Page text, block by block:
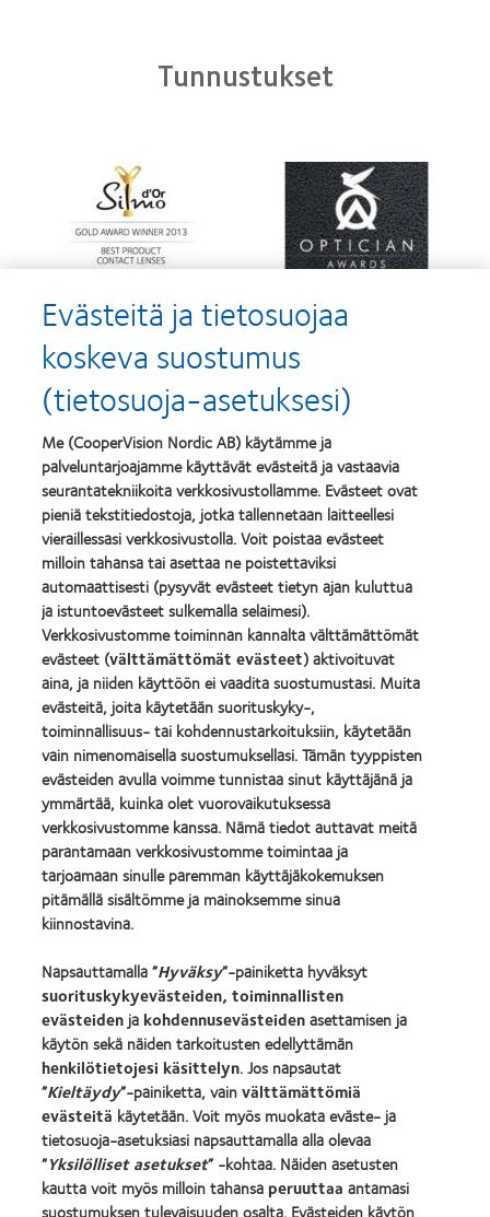
Tunnustukset
about
Silmo
d’Or
–
parhaasta
tuotteesta,
MyDay®
(2013)
Learn
more
about
Contact
Lens
Product
the
Year
(2013)
Learn
more
about
Best
for
Leaders
2012
&
2010
(2012)
Learn
more
about
Factory
Awards
2011
(2011)
Learn
more
about
ODMA
2011
(2011)
Learn
more
about
Vuoden
2012
Manufacturing
Leadership
100
(ML
100)
Award
(2012)
Learn
more
about
2012
REBRAND
100®
Global
Award
(2012)
Tuotteemme
Etsi piilolinssisi
Piilolinssiteknologia
Buy Online
Piilolinssit ja näkö
Uusi käyttäjä
Kokenut käyttäjä
CooperVisionista
Ura CooperVisionissa
Uutiset ja media
Ota yhteyttä
Evästeitä ja tietosuojaa
koskeva suostumus
(tietosuoja-asetuksesi)
Me (CooperVision Nordic AB) käytämme ja
palveluntarjoajamme käyttävät evästeitä ja vastaavia
seurantatekniikoita verkkosivustollamme. Evästeet ovat
pieniä tekstitiedostoja, jotka tallennetaan laitteellesi
vieraillessasi verkkosivustolla. Voit poistaa evästeet
milloin tahansa tai asettaa ne poistettaviksi
automaattisesti (pysyvät evästeet tietyn ajan kuluttua
ja istuntoevästeet sulkemalla selaimesi).
Verkkosivustomme toiminnan kannalta välttämättömät
evästeet (välttämättömät evästeet) aktivoituvat
aina, ja niiden käyttöön ei vaadita suostumustasi. Muita
evästeitä, joita käytetään suorituskyky-,
toiminnallisuus- tai kohdennustarkoituksiin, käytetään
vain nimenomaisella suostumuksellasi. Tämän tyyppisten
evästeiden avulla voimme tunnistaa sinut käyttäjänä ja
ymmärtää, kuinka olet vuorovaikutuksessa
verkkosivustomme kanssa. Nämä tiedot auttavat meitä
parantamaan verkkosivustomme toimintaa ja
tarjoamaan sinulle paremman käyttäjäkokemuksen
pitämällä sisältömme ja mainoksemme sinua
kiinnostavina.
Napsauttamalla ”Hyväksy”-painiketta hyväksyt
suorituskykyevästeiden, toiminnallisten
evästeiden ja kohdennusevästeidenasettamisen ja
käytön sekä näiden tarkoitusten edellyttämän
henkilötietojesi käsittelyn. Jos napsautat
”Kieltäydy”-painiketta, vainvälttämättömiä
evästeitä käytetään. Voit myös muokata eväste- ja
tietosuoja-asetuksiasi napsauttamalla alla olevaa
”Yksilölliset asetukset” -kohtaa. Näiden asetusten
kautta voit myös milloin tahansa peruuttaa antamasi
suostumuksen tulevaisuuden osalta. Evästeiden käytön